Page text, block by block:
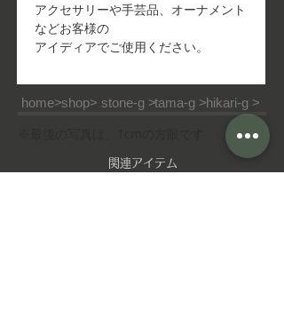
アクセサリーや手芸品、オーナメント
などお客様の
アイディアでご使用ください。
home>shop> stone-g >tama-g >hikari-g >
​関連アイテム